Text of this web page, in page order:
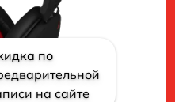
по
на сайте